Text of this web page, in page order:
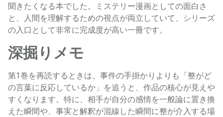
聞きたくなる本でした。ミステリー漫画としての面白さ
と、人間を理解するための視点が両立していて、シリーズ
の入口として非常に完成度が高い一冊です。
深掘りメモ
第1巻を再読するときは、事件の手掛かりよりも「整がど
の言葉に反応しているか」を追うと、作品の核心が見えや
すくなります。特に、相手が自分の感情を一般論に置き換
えた瞬間や、事実と解釈が混線した瞬間に整が介入する場